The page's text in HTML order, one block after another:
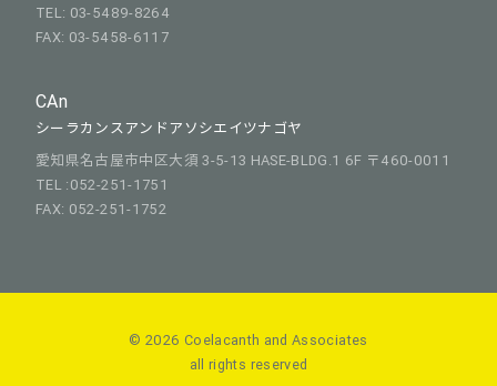
TEL: 03-5489-8264
FAX: 03-5458-6117
CAn
シーラカンスアンドアソシエイツナゴヤ
愛知県名古屋市中区大須 3-5-13 HASE-BLDG.1 6F 〒460-0011
TEL :052-251-1751
FAX: 052-251-1752
© 2026 Coelacanth and Associates
all rights reserved